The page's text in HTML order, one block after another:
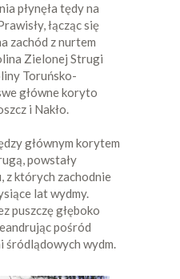
płynęła tędy na
łącząc się
zachód z nurtem
Zielonej Strugi
Toruńsko-
główne koryto
i Nakło.
głównym korytem
powstały
z których zachodnie
lat wydmy.
puszczę głęboko
pośród
śródlądowych wydm.